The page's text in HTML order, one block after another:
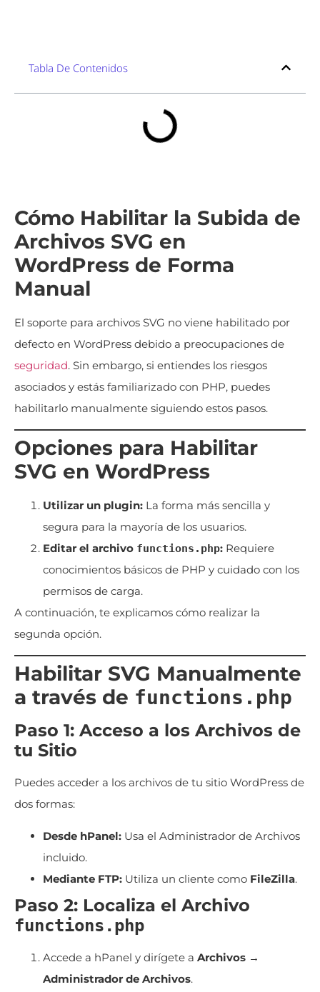
Tabla De Contenidos
Cómo Habilitar la Subida de
Archivos SVG en
WordPress de Forma
Manual
El soporte para archivos SVG no viene habilitado por
defecto en WordPress debido a preocupaciones de
seguridad. Sin embargo, si entiendes los riesgos
asociados y estás familiarizado con PHP, puedes
habilitarlo manualmente siguiendo estos pasos.
Opciones para Habilitar
SVG en WordPress
Utilizar un plugin: La forma más sencilla y
segura para la mayoría de los usuarios.
Editar el archivo functions.php: Requiere
conocimientos básicos de PHP y cuidado con los
permisos de carga.
A continuación, te explicamos cómo realizar la
segunda opción.
Habilitar SVG Manualmente
a través de functions.php
Paso 1: Acceso a los Archivos de
tu Sitio
Puedes acceder a los archivos de tu sitio WordPress de
dos formas:
Desde hPanel: Usa el Administrador de Archivos
incluido.
Mediante FTP: Utiliza un cliente como FileZilla.
Paso 2: Localiza el Archivo
functions.php
Accede a hPanel y dirígete a Archivos →
Administrador de Archivos.